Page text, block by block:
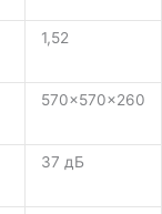
1,52
570×570×260
37 дБ